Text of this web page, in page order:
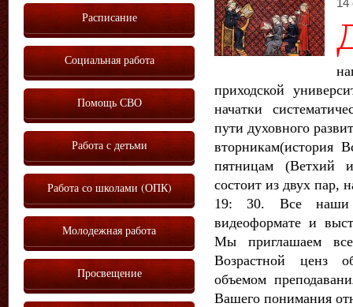
14
приходской
начатки
пути духовного
вторникам(история
пятницам (Ветхий
состоит из двух пар,
19: 30. Все наши
видеоформате и
Мы приглашаем
Возрастной ценз
объемом
Вашего понимания
Расписание
Социальная работа
Помощь СВО
Работа с детьми
Работа со школами (ОПК)
Молодежная работа
Просвещение